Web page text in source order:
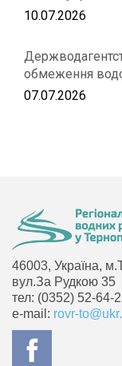
10.07.2026
обмеження
07.07.2026
46003, Україна,
вул.За Рудкою 35
тел: (0352) 52-64-
e-mail: rovr-